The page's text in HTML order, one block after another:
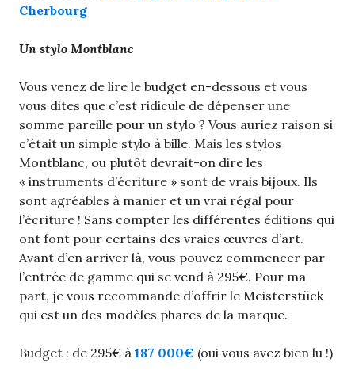
Cherbourg
Un stylo Montblanc
Vous venez de lire le budget en-dessous et vous
vous dites que c’est ridicule de dépenser une
somme pareille pour un stylo ? Vous auriez raison si
c’était un simple stylo à bille. Mais les stylos
Montblanc, ou plutôt devrait-on dire les
« instruments d’écriture » sont de vrais bijoux. Ils
sont agréables à manier et un vrai régal pour
l’écriture ! Sans compter les différentes éditions qui
ont font pour certains des vraies œuvres d’art.
Avant d’en arriver là, vous pouvez commencer par
l’entrée de gamme qui se vend à 295€. Pour ma
part, je vous recommande d’offrir le Meisterstück
qui est un des modèles phares de la marque.
Budget : de 295€ à 187 000€ (oui vous avez bien lu !)